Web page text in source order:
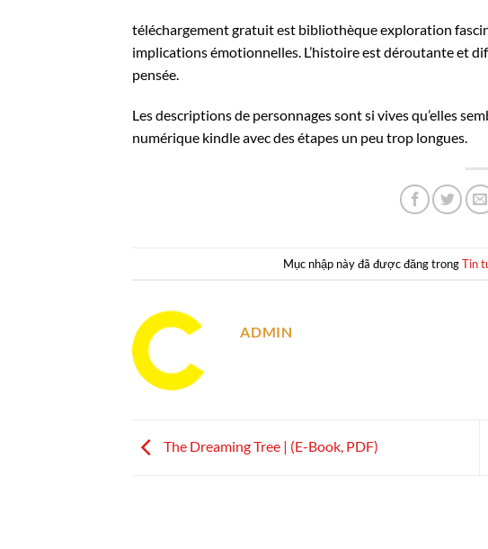
téléchargement gratuit est bibliothèque exploration
implications émotionnelles. L’histoire est déroutante et
pensée.
Les descriptions de personnages sont si vives qu’elles
numérique kindle avec des étapes un peu trop longues.
Mục nhập này đã được đăng trongTin
ADMIN
The Dreaming Tree | (E-Book, PDF)